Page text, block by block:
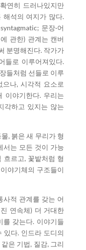
연히 드러나있지만
석의 여지가 많다.
문장·어
관한) 관계는 캔버
분명해진다. 작가가
들로 이루어져있다.
들처럼 선들로 이루
나, 시각적 요소로
이야기한다. 우리는
각하고 있지는 않는
, 붉은 새 무리가 형
서는 모든 것이 가능
흐르고, 꽃밭처럼 형
야기체의 구조들이
사적 관계를 갖는 어
연속체) 더 거대한
갖는다. 이야기들
있다. 인드라 도디의
은 기법, 질감, 그리